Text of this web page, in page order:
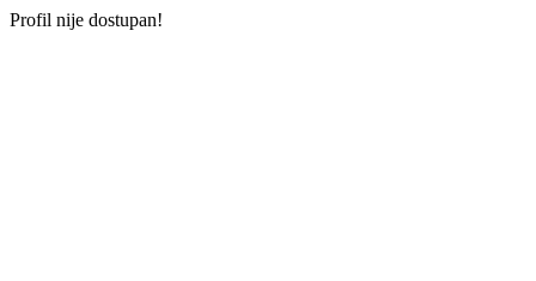
Profil nije dostupan!